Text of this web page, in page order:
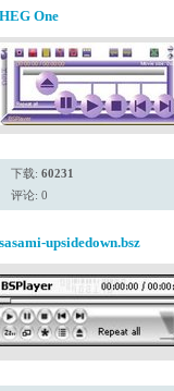
HEG One
下载: 60231
评论: 0
sasami-upsidedown.bsz